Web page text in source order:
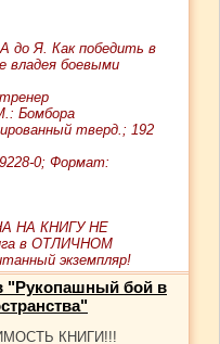
до Я. Как победить в
владея боевыми
Бомбора
тверд.; 192
0; Формат:
НА КНИГУ НЕ
в ОТЛИЧНОМ
экземпляр!
"Рукопашный бой в
КНИГИ!!!